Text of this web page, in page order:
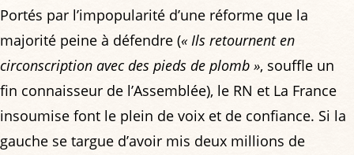
Portés par l’impopularité d’une réforme que la
majorité peine à défendre (« Ils retournent en
circonscription avec des pieds de plomb », souffle un
fin connaisseur de l’Assemblée), le RN et La France
insoumise font le plein de voix et de confiance. Si la
gauche se targue d’avoir mis deux millions de